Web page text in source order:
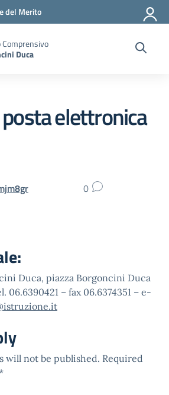
del Merito
Duca
elettronica
0
Duca, piazza Borgoncini Duca
06.6390421 – fax 06.6374351 – e-
will not be published. Required